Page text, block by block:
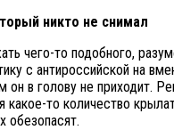
никто не снимал
чего-то подобного,
с антироссийской на
он в голову не приходит.
какое-то количество
обезопасят.